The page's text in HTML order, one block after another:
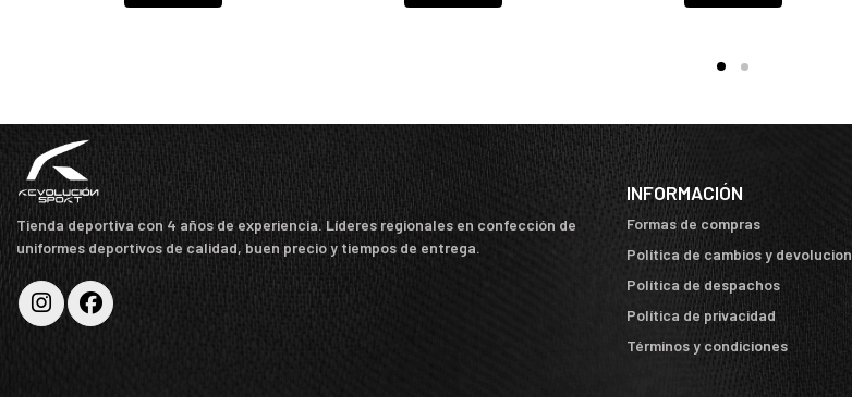
Tienda deportiva con 4 años de experiencia. Líderes regionales en confección de
uniformes deportivos de calidad, buen precio y tiempos de entrega.
INFORMACIÓN
Formas de compras
Política de cambios y
Política de despachos
Política de privacidad
Términos y condiciones